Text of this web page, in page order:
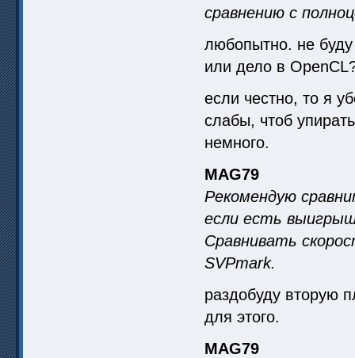
сравнению с
любопытно. не буду
или дело в
если честно, то я
слабы, чтоб
немного.
MAG79
Рекомендую
если есть
Сравнивать
SVPmark.
раздобуду вторую
для этого.
MAG79